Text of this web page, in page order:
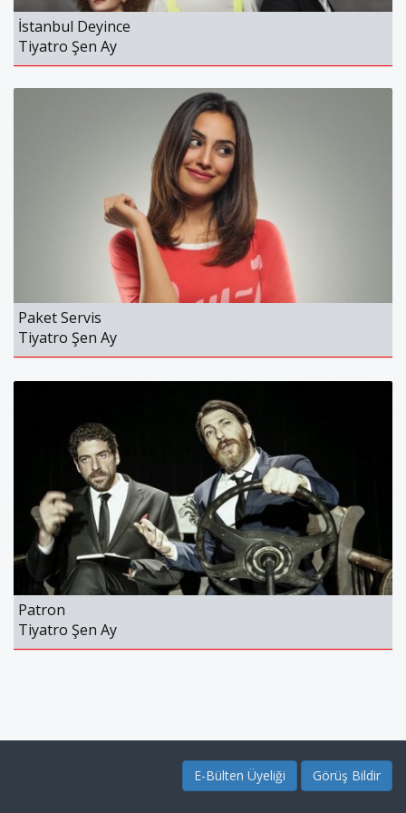
Puan
Cyrano De Bergerac
1%
Puan
İstanbul Deyince
Tiyatro Şen Ay
Paket Servis
Tiyatro Şen Ay
Patron
Tiyatro Şen Ay
E-Bülten Üyeliği Görüş Bildir